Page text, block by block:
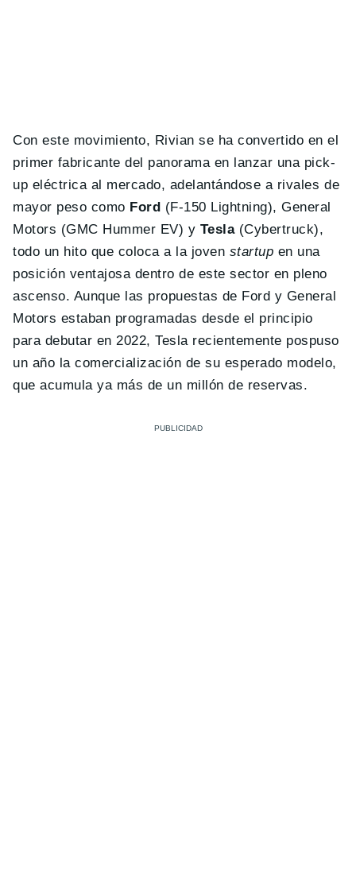
Con este movimiento, Rivian se ha convertido en el
primer fabricante del panorama en lanzar una pick-
up eléctrica al mercado, adelantándose a rivales de
mayor peso como Ford (F-150 Lightning), General
Motors (GMC Hummer EV) y Tesla(Cybertruck),
todo un hito que coloca a la joven startup en una
posición ventajosa dentro de este sector en pleno
ascenso. Aunque las propuestas de Ford y General
Motors estaban programadas desde el principio
para debutar en 2022, Tesla recientemente pospuso
un año la comercialización de su esperado modelo,
que acumula ya más de un millón de reservas.